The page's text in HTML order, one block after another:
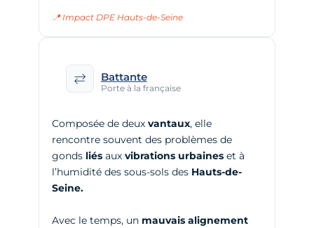
📍 Impact DPE Hauts-de-Seine
Battante
Porte à la française
Composée de deux vantaux, elle
rencontre souvent des problèmes de
gonds liésaux vibrations urbaineset à
l’humidité des sous-sols des Hauts-de-
Seine.
Avec le temps, un mauvais alignement